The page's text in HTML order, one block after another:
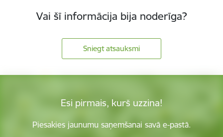
Vai šī informācija bija noderīga?
Sniegt atsauksmi
Esi pirmais, kurš uzzina!
Piesakies jaunumu saņemšanai savā e-pastā.